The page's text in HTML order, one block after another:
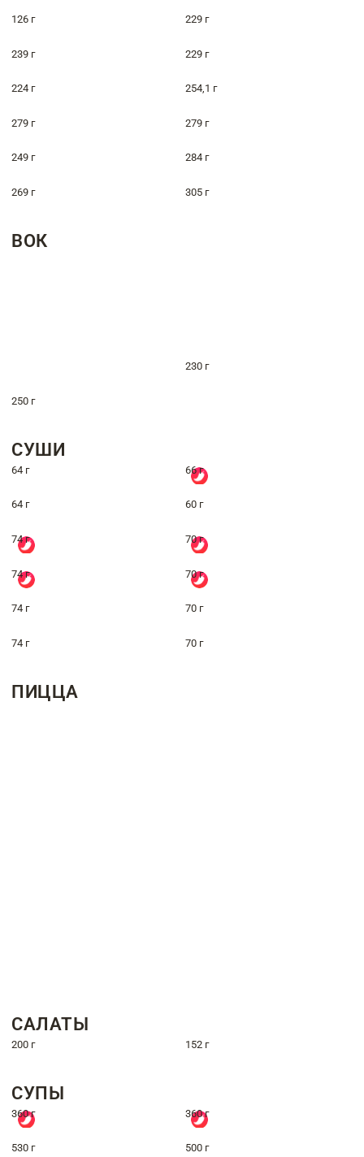
126 г 229 г
239 г 229 г
224 г 254,1 г
279 г 279 г
249 г 284 г
269 г 305 г
ВОК
230 г
250 г
СУШИ
64 г 66 г
64 г 60 г
74 г 70 г
74 г 70 г
74 г 70 г
74 г 70 г
ПИЦЦА
САЛАТЫ
200 г 152 г
СУПЫ
360 г 360 г
530 г 500 г